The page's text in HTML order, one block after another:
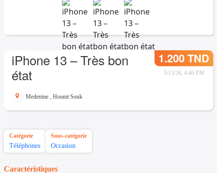
iPhone 13 – Très bon
état
1.200 TND
5/13/26, 4:46 PM
Medenine , Houmt Souk
Catégorie
Téléphones
Sous-catégorie
Occasion
Caractéristiques